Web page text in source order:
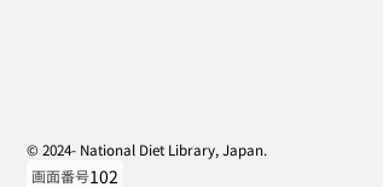
© 2024- National Diet Library, Japan.
画面番号102